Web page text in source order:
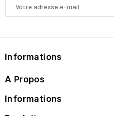
Informations
A Propos
Informations